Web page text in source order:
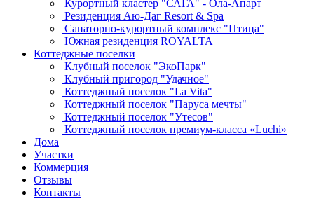
Курортный кластер "САГА" - Ола-Апарт
Резиденция Аю-Даг Resort & Spa
Санаторно-курортный комплекс "Птица"
Южная резиденция ROYALTA
Коттеджные поселки
Клубный поселок "ЭкоПарк"
Клубный пригород "Удачное"
Коттеджный поселок "La Vita"
Коттеджный поселок "Паруса мечты"
Коттеджный поселок "Утесов"
Коттеджный поселок премиум-класса «Luchi»
Дома
Участки
Коммерция
Отзывы
Контакты